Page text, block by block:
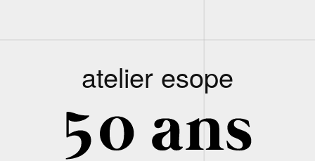
atelier esope